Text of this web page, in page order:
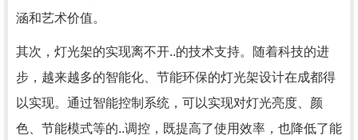
涵和艺术价值。
其次，灯光架的实现离不开..的技术支持。随着科技的进
步，越来越多的智能化、节能环保的灯光架设计在成都得
以实现。通过智能控制系统，可以实现对灯光亮度、颜
色、节能模式等的..调控，既提高了使用效率，也降低了能